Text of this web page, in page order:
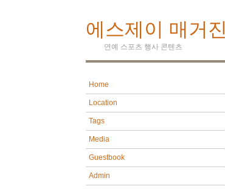
에스제이 매거진
연예 스포츠 행사 콘텐츠
Home
Location
Tags
Media
Guestbook
Admin